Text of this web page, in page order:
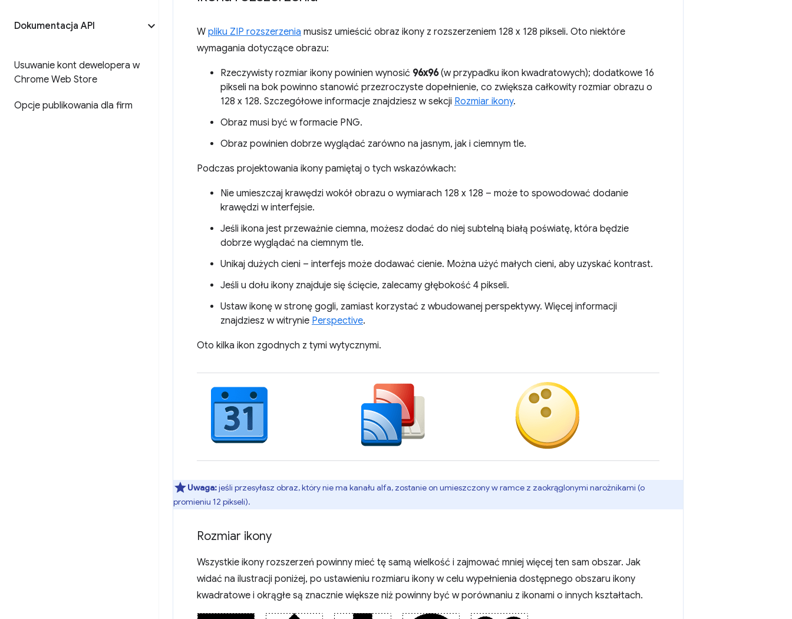
Dokumentacja API
Usuwanie kont dewelopera w
Chrome Web Store
Opcje publikowania dla firm
W pliku ZIP rozszerzenia musisz umieścić obraz ikony z rozszerzeniem 128 x 128 pikseli. Oto niektóre
wymagania dotyczące obrazu:
Rzeczywisty rozmiar ikony powinien wynosić 96x96(w przypadku ikon kwadratowych); dodatkowe 16
pikseli na bok powinno stanowić przezroczyste dopełnienie, co zwiększa całkowity rozmiar obrazu o
128 x 128. Szczegółowe informacje znajdziesz w sekcji Rozmiar ikony.
Obraz musi być w formacie PNG.
Obraz powinien dobrze wyglądać zarówno na jasnym, jak i ciemnym tle.
Podczas projektowania ikony pamiętaj o tych wskazówkach:
Nie umieszczaj krawędzi wokół obrazu o wymiarach 128 x 128 – może to spowodować dodanie
krawędzi w interfejsie.
Jeśli ikona jest przeważnie ciemna, możesz dodać do niej subtelną białą poświatę, która będzie
dobrze wyglądać na ciemnym tle.
Unikaj dużych cieni – interfejs może dodawać cienie. Można użyć małych cieni, aby uzyskać kontrast.
Jeśli u dołu ikony znajduje się ścięcie, zalecamy głębokość 4 pikseli.
Ustaw ikonę w stronę gogli, zamiast korzystać z wbudowanej perspektywy. Więcej informacji
znajdziesz w witrynie Perspective.
Oto kilka ikon zgodnych z tymi wytycznymi.
Uwaga:jeśli przesyłasz obraz, który nie ma kanału alfa, zostanie on umieszczony w ramce z zaokrąglonymi narożnikami (o
promieniu 12 pikseli).
Rozmiar ikony
Wszystkie ikony rozszerzeń powinny mieć tę samą wielkość i zajmować mniej więcej ten sam obszar. Jak
widać na ilustracji poniżej, po ustawieniu rozmiaru ikony w celu wypełnienia dostępnego obszaru ikony
kwadratowe i okrągłe są znacznie większe niż powinny być w porównaniu z ikonami o innych kształtach.